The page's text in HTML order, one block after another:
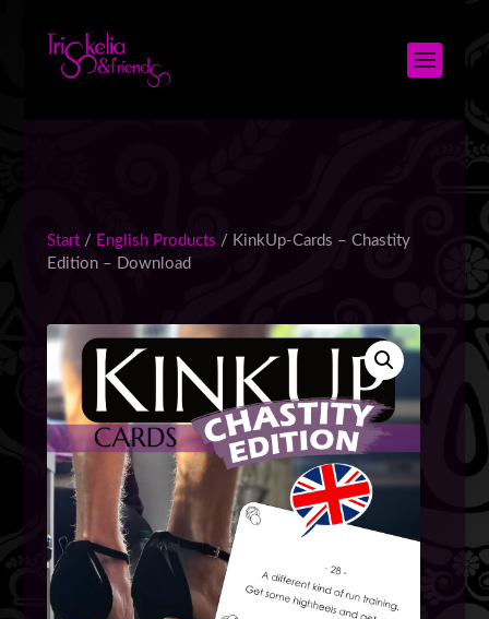
Start/ English Products / KinkUp-Cards – Chastity
Edition – Download